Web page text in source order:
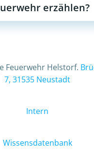
erzählen?
Feuerwehr Helstorf.
7, 31535 Neustadt
Intern
Wissensdatenbank